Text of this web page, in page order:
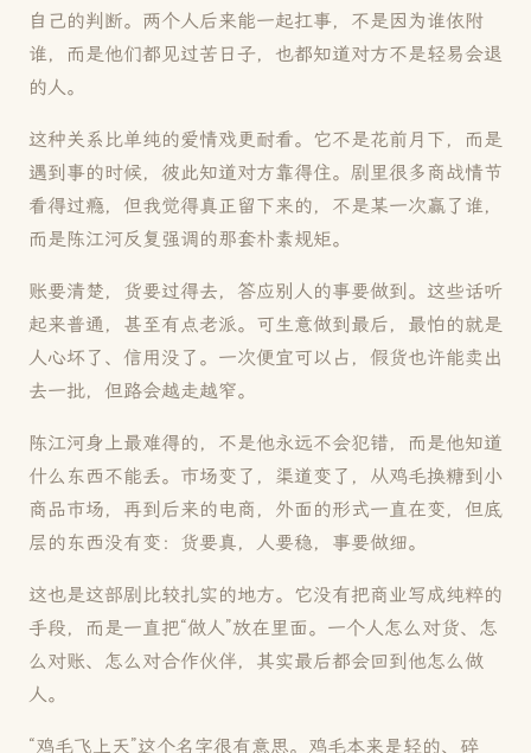
自己的判断。两个人后来能一起扛事，不是因为谁依附
谁，而是他们都见过苦日子，也都知道对方不是轻易会退
的人。
这种关系比单纯的爱情戏更耐看。它不是花前月下，而是
遇到事的时候，彼此知道对方靠得住。剧里很多商战情节
看得过瘾，但我觉得真正留下来的，不是某一次赢了谁，
而是陈江河反复强调的那套朴素规矩。
账要清楚，货要过得去，答应别人的事要做到。这些话听
起来普通，甚至有点老派。可生意做到最后，最怕的就是
人心坏了、信用没了。一次便宜可以占，假货也许能卖出
去一批，但路会越走越窄。
陈江河身上最难得的，不是他永远不会犯错，而是他知道
什么东西不能丢。市场变了，渠道变了，从鸡毛换糖到小
商品市场，再到后来的电商，外面的形式一直在变，但底
层的东西没有变：货要真，人要稳，事要做细。
这也是这部剧比较扎实的地方。它没有把商业写成纯粹的
手段，而是一直把“做人”放在里面。一个人怎么对货、怎
么对账、怎么对合作伙伴，其实最后都会回到他怎么做
人。
“鸡毛飞上天”这个名字很有意思。鸡毛本来是轻的、碎